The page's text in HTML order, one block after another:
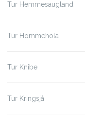
Tur Hemmesaugland
Tur Hommehola
Tur Knibe
Tur Kringsjå